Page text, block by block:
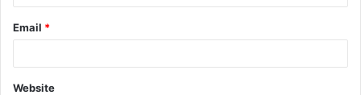
Email *
Website